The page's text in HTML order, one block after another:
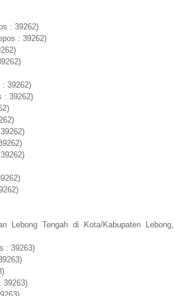
: 39262)
: 39262)
: 39262)
: 39262)
Lebong Tengah di Kota/Kabupaten Lebong,
: 39263)
39263)